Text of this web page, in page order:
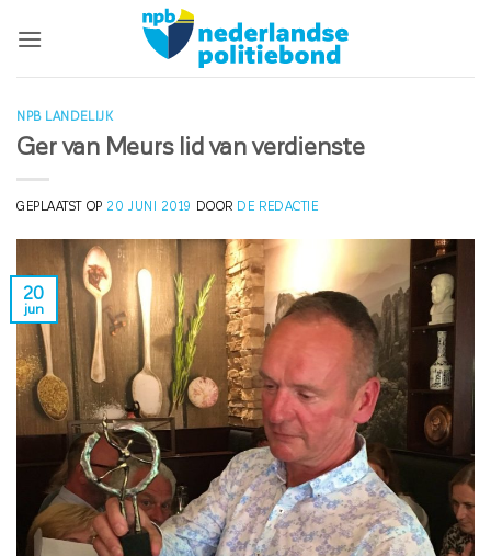
naar
NPB LANDELIJK
Ger van Meurs lid van verdienste
GEPLAATST OP 20 JUNI 2019 DOOR DE REDACTIE
20
jun